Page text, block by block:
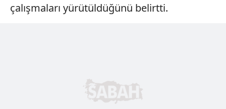
çalışmaları yürütüldüğünü belirtti.